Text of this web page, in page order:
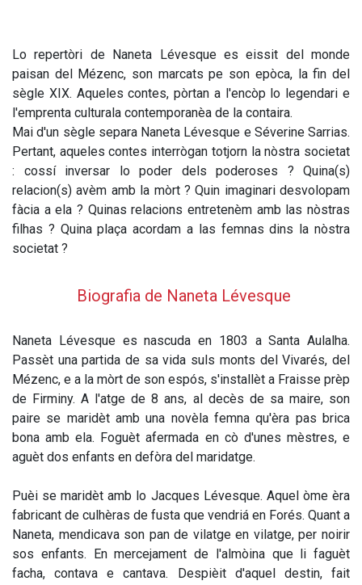
Lo repertòri de Naneta Lévesque es eissit del monde
paisan del Mézenc, son marcats pe son epòca, la fin del
sègle XIX. Aqueles contes, pòrtan a l'encòp lo legendari e
l'emprenta culturala contemporanèa de la contaira.
Mai d'un sègle separa Naneta Lévesque e Séverine Sarrias.
Pertant, aqueles contes interrògan totjorn la nòstra societat
: cossí inversar lo poder dels poderoses ? Quina(s)
relacion(s) avèm amb la mòrt ? Quin imaginari desvolopam
fàcia a ela ? Quinas relacions entretenèm amb las nòstras
filhas ? Quina plaça acordam a las femnas dins la nòstra
societat ?
Biografia de Naneta Lévesque
Naneta Lévesque es nascuda en 1803 a Santa Aulalha.
Passèt una partida de sa vida suls monts del Vivarés, del
Mézenc, e a la mòrt de son espós, s'installèt a Fraisse prèp
de Firminy. A l'atge de 8 ans, al decès de sa maire, son
paire se maridèt amb una novèla femna qu'èra pas brica
bona amb ela. Foguèt afermada en cò d'unes mèstres, e
aguèt dos enfants en defòra del maridatge.
Puèi se maridèt amb lo Jacques Lévesque. Aquel òme èra
fabricant de culhèras de fusta que vendriá en Forés. Quant a
Naneta, mendicava son pan de vilatge en vilatge, per noirir
sos enfants. En mercejament de l'almòina que li faguèt
facha, contava e cantava. Despièit d'aquel destin, fait